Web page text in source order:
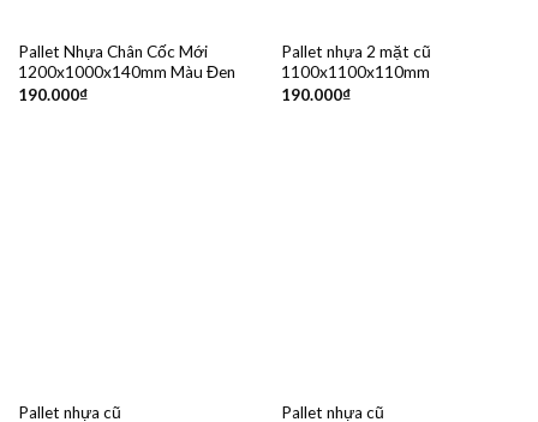
Pallet Nhựa Chân Cốc Mới
1200x1000x140mm Màu Đen
190.000₫
Pallet nhựa 2 mặt cũ
1100x1100x110mm
190.000₫
Pallet nhựa cũ
Pallet nhựa cũ